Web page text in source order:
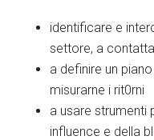
identificare e
settore, a
a definire un
misurarne i rit0rni
a usare strumenti
influence e della